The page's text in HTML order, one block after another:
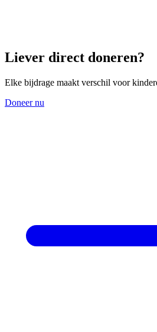
Liever direct doneren?
Elke bijdrage maakt verschil voor
Doneer nu